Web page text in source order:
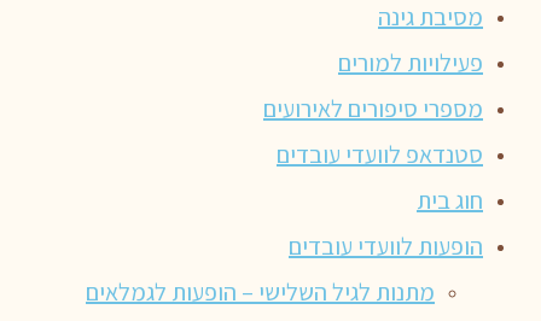
מסיבת גינה
פעילויות למורים
מספרי סיפורים לאירועים
סטנדאפ לוועדי עובדים
חוג בית
הופעות לוועדי עובדים
מתנות לגיל השלישי – הופעות לגמלאים